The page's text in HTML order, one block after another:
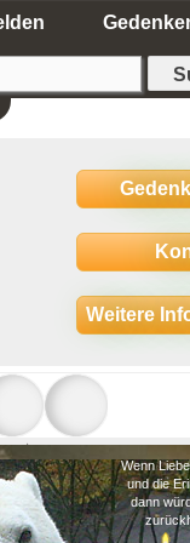
Weitere
Wenn
und die
dann